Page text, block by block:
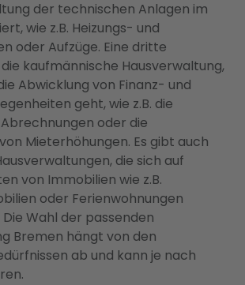
der technischen Anlagen im
wie z.B. Heizungs- und
oder Aufzüge. Eine dritte
kaufmännische Hausverwaltung,
Abwicklung von Finanz- und
geht, wie z.B. die
oder die
Mieterhöhungen. Es gibt auch
die sich auf
von Immobilien wie z.B.
oder Ferienwohnungen
Wahl der passenden
Bremen hängt von den
ab und kann je nach